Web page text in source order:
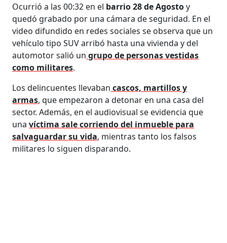
Ocurrió a las 00:32 en el barrio 28 de Agostoy
quedó grabado por una cámara de seguridad. En el
video difundido en redes sociales se observa que un
vehículo tipo SUV arribó hasta una vivienda y del
automotor salió un grupo de personas vestidas
como militares.
Los delincuentes llevaban cascos, martillos y
armas, que empezaron a detonar en una casa del
sector. Además, en el audiovisual se evidencia que
unavíctima sale corriendo del inmueble para
salvaguardar su vida, mientras tanto los falsos
militares lo siguen disparando.